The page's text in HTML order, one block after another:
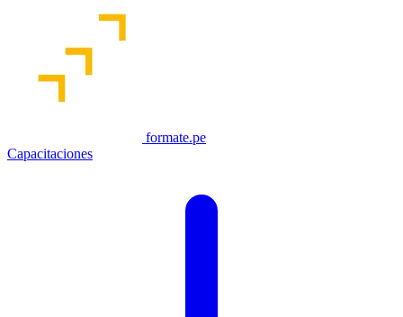
formate.pe
Capacitaciones